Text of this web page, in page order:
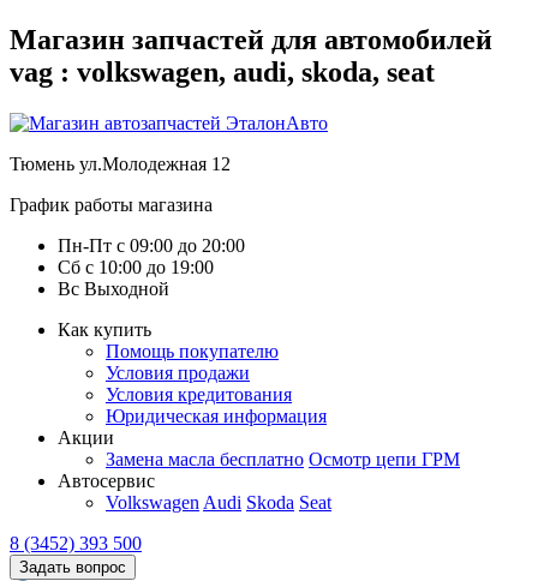
Магазин запчастей для автомобилей
vag : volkswagen, audi, skoda, seat
Тюмень ул.Молодежная 12
График работы магазина
Пн-Пт с 09:00 до 20:00
Сб с 10:00 до 19:00
Вс Выходной
Как купить
Помощь покупателю
Условия продажи
Условия кредитования
Юридическая информация
Акции
Замена масла бесплатно Осмотр цепи ГРМ
Автосервис
Volkswagen Audi Skoda Seat
8 (3452) 393 500
Задать вопрос